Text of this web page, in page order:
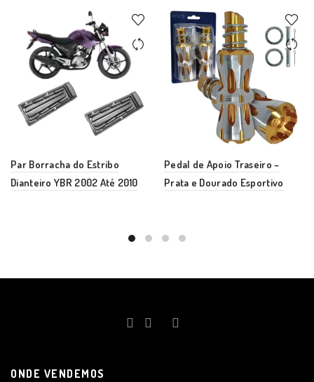
Par Borracha do Estribo
Dianteiro YBR 2002 Até 2010
Pedal de Apoio Traseiro –
Prata e Dourado Esportivo
ONDE VENDEMOS